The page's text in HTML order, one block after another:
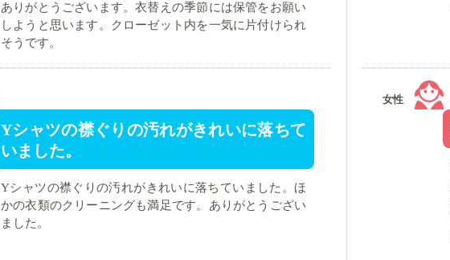
ありがとうございます。衣替えの季節には保管をお願い
しようと思います。クローゼット内を一気に片付けられ
そうです。
Yシャツの襟ぐりの汚れがきれいに落ちて
いました。
Yシャツの襟ぐりの汚れがきれいに落ちていました。ほ
かの衣類のクリーニングも満足です。ありがとうござい
ました。
女性